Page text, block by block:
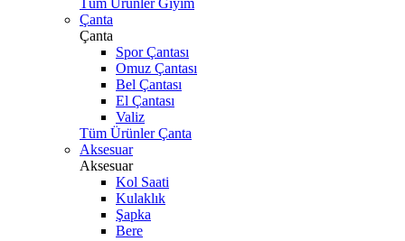
Tüm Ürünler Giyim
Çanta
Çanta
Spor Çantası
Omuz Çantası
Bel Çantası
El Çantası
Valiz
Tüm Ürünler Çanta
Aksesuar
Aksesuar
Kol Saati
Kulaklık
Şapka
Bere